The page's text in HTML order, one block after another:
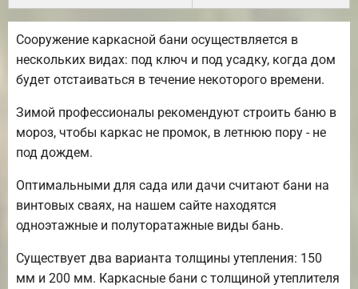
Сооружение каркасной бани осуществляется в
нескольких видах: под ключ и под усадку, когда дом
будет отстаиваться в течение некоторого времени.
Зимой профессионалы рекомендуют строить баню в
мороз, чтобы каркас не промок, в летнюю пору - не
под дождем.
Оптимальными для сада или дачи считают бани на
винтовых сваях, на нашем сайте находятся
одноэтажные и полуторатажные виды бань.
Существует два варианта толщины утепления: 150
мм и 200 мм. Каркасные бани с толщиной утеплителя